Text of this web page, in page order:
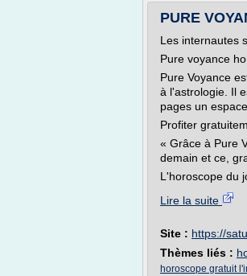
PURE
Les internautes
Pure voyance
Pure Voyance
à l'astrologie. Il
pages un
Profiter
« Grâce à Pure
demain et ce,
L'horoscope du
Lire la suite
Site : https://
Thèmes liés :
horoscope gratuit